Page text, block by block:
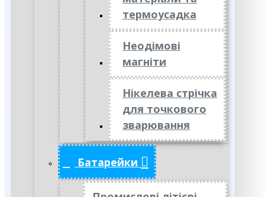
термоусадка
Неодімові
магніти
Нікелева стрічка
для точкового
зварювання
Батарейки